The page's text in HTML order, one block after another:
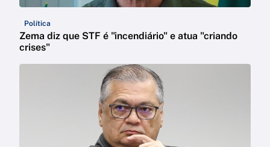
Política
Zema diz que STF é "incendiário" e atua "criando
crises"